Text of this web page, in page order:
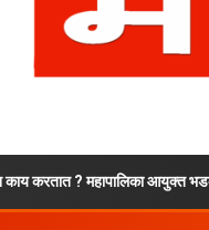
? महापालिका आयुक्त भडकले